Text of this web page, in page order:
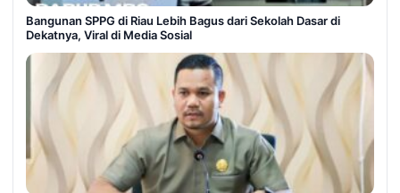
Bangunan SPPG di Riau Lebih Bagus dari Sekolah Dasar di
Dekatnya, Viral di Media Sosial